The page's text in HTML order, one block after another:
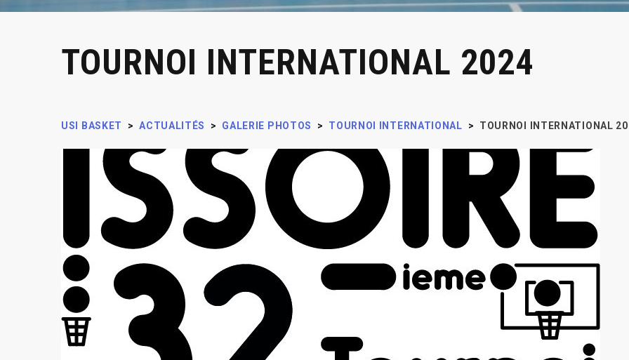
TOURNOI INTERNATIONAL 2024
USI BASKET > ACTUALITÉS > GALERIE PHOTOS > TOURNOI INTERNATIONAL > TOURNOI INTERNATIONAL